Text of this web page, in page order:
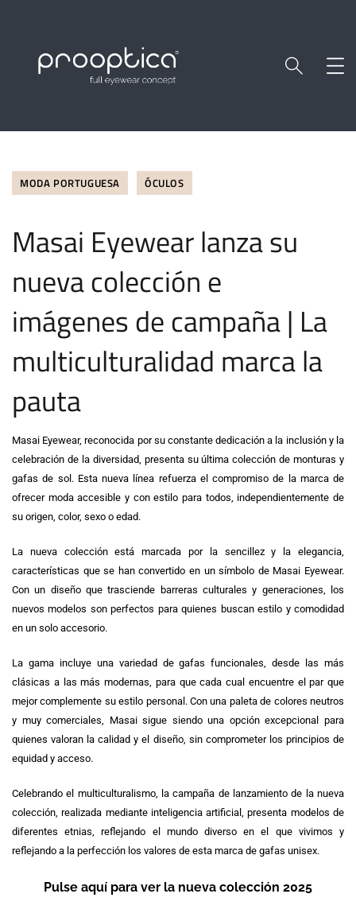
MODA PORTUGUESA ÓCULOS
Masai Eyewear lanza su
nueva colección e
imágenes de campaña | La
multiculturalidad marca la
pauta
Masai Eyewear, reconocida por su constante dedicación a la inclusión y la
celebración de la diversidad, presenta su última colección de monturas y
gafas de sol. Esta nueva línea refuerza el compromiso de la marca de
ofrecer moda accesible y con estilo para todos, independientemente de
su origen, color, sexo o edad.
La nueva colección está marcada por la sencillez y la elegancia,
características que se han convertido en un símbolo de Masai Eyewear.
Con un diseño que trasciende barreras culturales y generaciones, los
nuevos modelos son perfectos para quienes buscan estilo y comodidad
en un solo accesorio.
La gama incluye una variedad de gafas funcionales, desde las más
clásicas a las más modernas, para que cada cual encuentre el par que
mejor complemente su estilo personal. Con una paleta de colores neutros
y muy comerciales, Masai sigue siendo una opción excepcional para
quienes valoran la calidad y el diseño, sin comprometer los principios de
equidad y acceso.
Celebrando el multiculturalismo, la campaña de lanzamiento de la nueva
colección, realizada mediante inteligencia artificial, presenta modelos de
diferentes etnias, reflejando el mundo diverso en el que vivimos y
reflejando a la perfección los valores de esta marca de gafas unisex.
Pulse aquí para ver la nueva colección 2025